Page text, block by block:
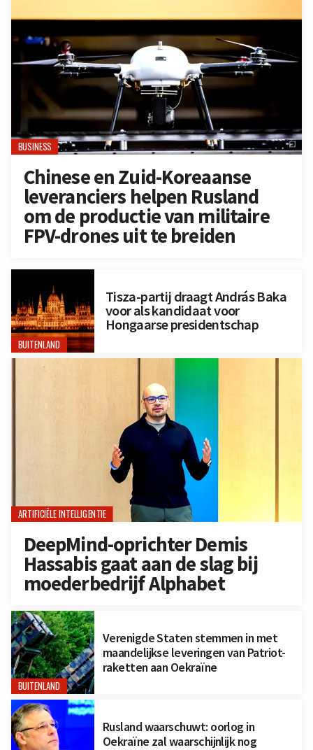
BUSINESS
Chinese en Zuid-Koreaanse
leveranciers helpen Rusland
om de productie van militaire
FPV-drones uit te breiden
BUITENLAND
Tisza-partij draagt András Baka
voor als kandidaat voor
Hongaarse presidentschap
ARTIFICIËLE INTELLIGENTIE
DeepMind-oprichter Demis
Hassabis gaat aan de slag bij
moederbedrijf Alphabet
BUITENLAND
Verenigde Staten stemmen in met
maandelijkse leveringen van Patriot-
raketten aan Oekraïne
Rusland waarschuwt: oorlog in
Oekraïne zal waarschijnlijk nog